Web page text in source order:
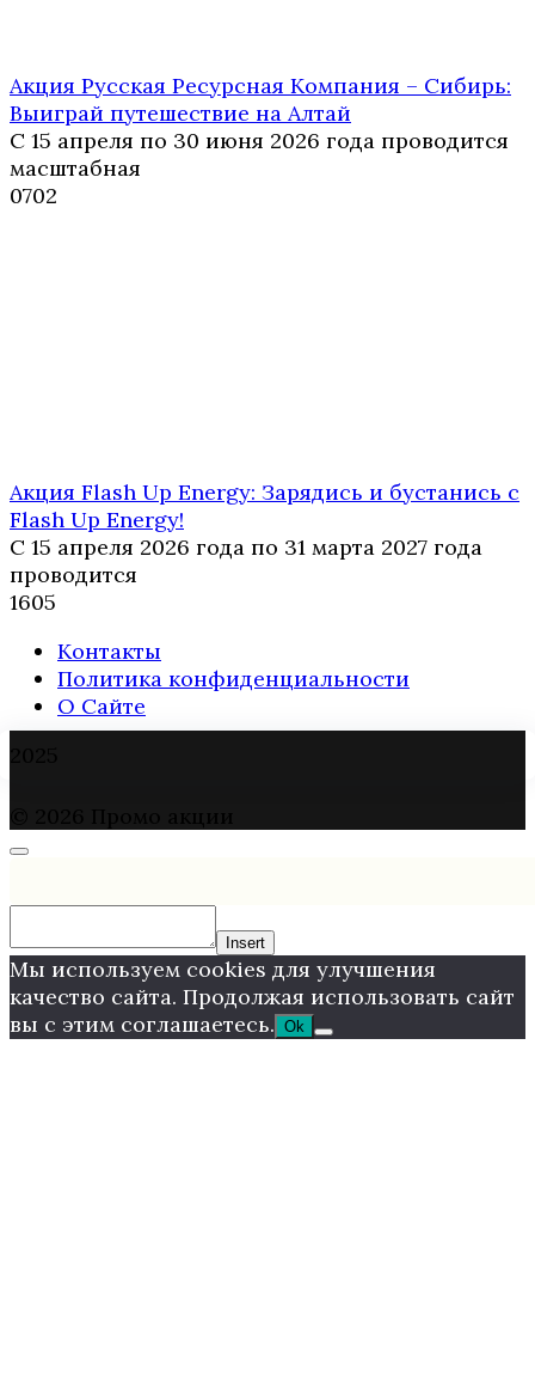
Акция Русская Ресурсная Компания – Сибирь:
Выиграй путешествие на Алтай
С 15 апреля по 30 июня 2026 года проводится
масштабная
0702
Акция Flash Up Energy: Зарядись и бустанись с
Flash Up Energy!
С 15 апреля 2026 года по 31 марта 2027 года
проводится
1605
Контакты
Политика конфиденциальности
О Сайте
Insert
Мы используем cookies для улучшения
качество сайта. Продолжая использовать сайт
вы с этим соглашаетесь. Ok